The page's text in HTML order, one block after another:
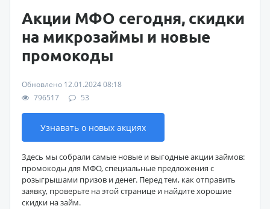
Акции МФО сегодня, скидки
на микрозаймы и новые
промокоды
Обновлено 12.01.2024 08:18
796517
53
Узнавать о новых акциях
Здесь мы собрали самые новые и выгодные акции займов:
промокоды для МФО, специальные предложения с
розыгрышами призов и денег. Перед тем, как отправить
заявку, проверьте на этой странице и найдите хорошие
скидки на займ.